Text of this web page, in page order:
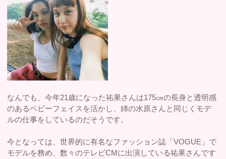
なんでも、今年21歳になった祐果さんは175㎝の長身と透明感
のあるベビーフェイスを活かし、姉の水原さんと同じくモデ
ルの仕事をしているのだそうです。
今となっては、世界的に有名なファッション誌「VOGUE」で
モデルを務め、数々のテレビCMに出演している祐果さんです